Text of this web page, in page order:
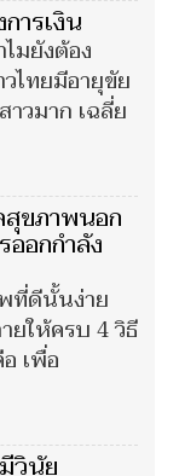
ารเงิน
มยังต้อง
ไทยมีอายุขัย
วมาก เฉลี่ย
ขภาพนอก
ออกกำลัง
ที่ดีนั้นง่าย
ยให้ครบ 4 วิธี
เพื่อ
วินัย